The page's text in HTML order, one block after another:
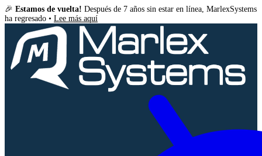
🎉 Estamos de vuelta! Después de 7 años sin estar en línea, MarlexSystems
ha regresado • Lee más aquí